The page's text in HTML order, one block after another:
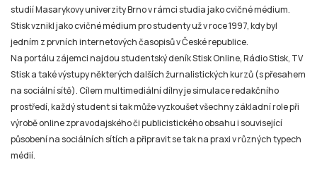
studií Masarykovy univerzity Brno v rámci studia jako cvičné médium.
Stisk vznikl jako cvičné médium pro studenty už v roce 1997, kdy byl
jedním z prvních internetových časopisů v České republice.
Na portálu zájemci najdou studentský deník Stisk Online, Rádio Stisk, TV
Stisk a také výstupy některých dalších žurnalistických kurzů (s přesahem
na sociální sítě). Cílem multimediální dílny je simulace redakčního
prostředí, každý student si tak může vyzkoušet všechny základní role při
výrobě online zpravodajského či publicistického obsahu i související
působení na sociálních sítích a připravit se tak na praxi v různých typech
médií.